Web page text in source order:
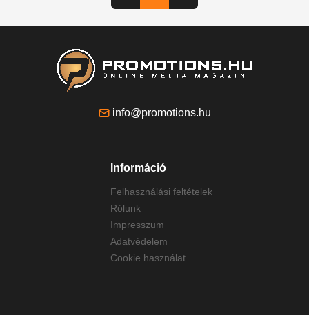
info@promotions.hu
Információ
Felhasználási feltételek
Rólunk
Impresszum
Adatvédelem
Cookie használat